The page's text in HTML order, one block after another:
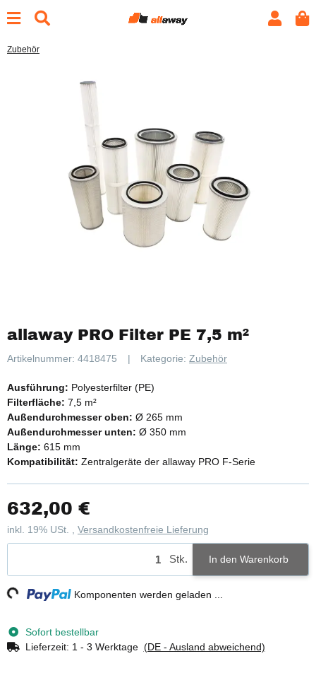
Zubehör
allaway PRO Filter PE 7,5 m²
Artikelnummer: 4418475 Kategorie: Zubehör
Ausführung: Polyesterfilter (PE)
Filterfläche: 7,5 m²
Außendurchmesser oben: Ø 265 mm
Außendurchmesser unten: Ø 350 mm
Länge: 615 mm
Kompatibilität: Zentralgeräte der allaway PRO F-Serie
632,00 €
inkl. 19% USt. , Versandkostenfreie Lieferung
Stk. In den Warenkorb
Komponenten werden geladen ...
Sofort bestellbar
Lieferzeit: 1 - 3 Werktage (DE - Ausland abweichend)